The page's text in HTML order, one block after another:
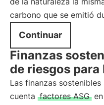
carbono que se emitió
Continuar
Finanzas
de riesgos para
Las finanzas
cuenta factores ASG